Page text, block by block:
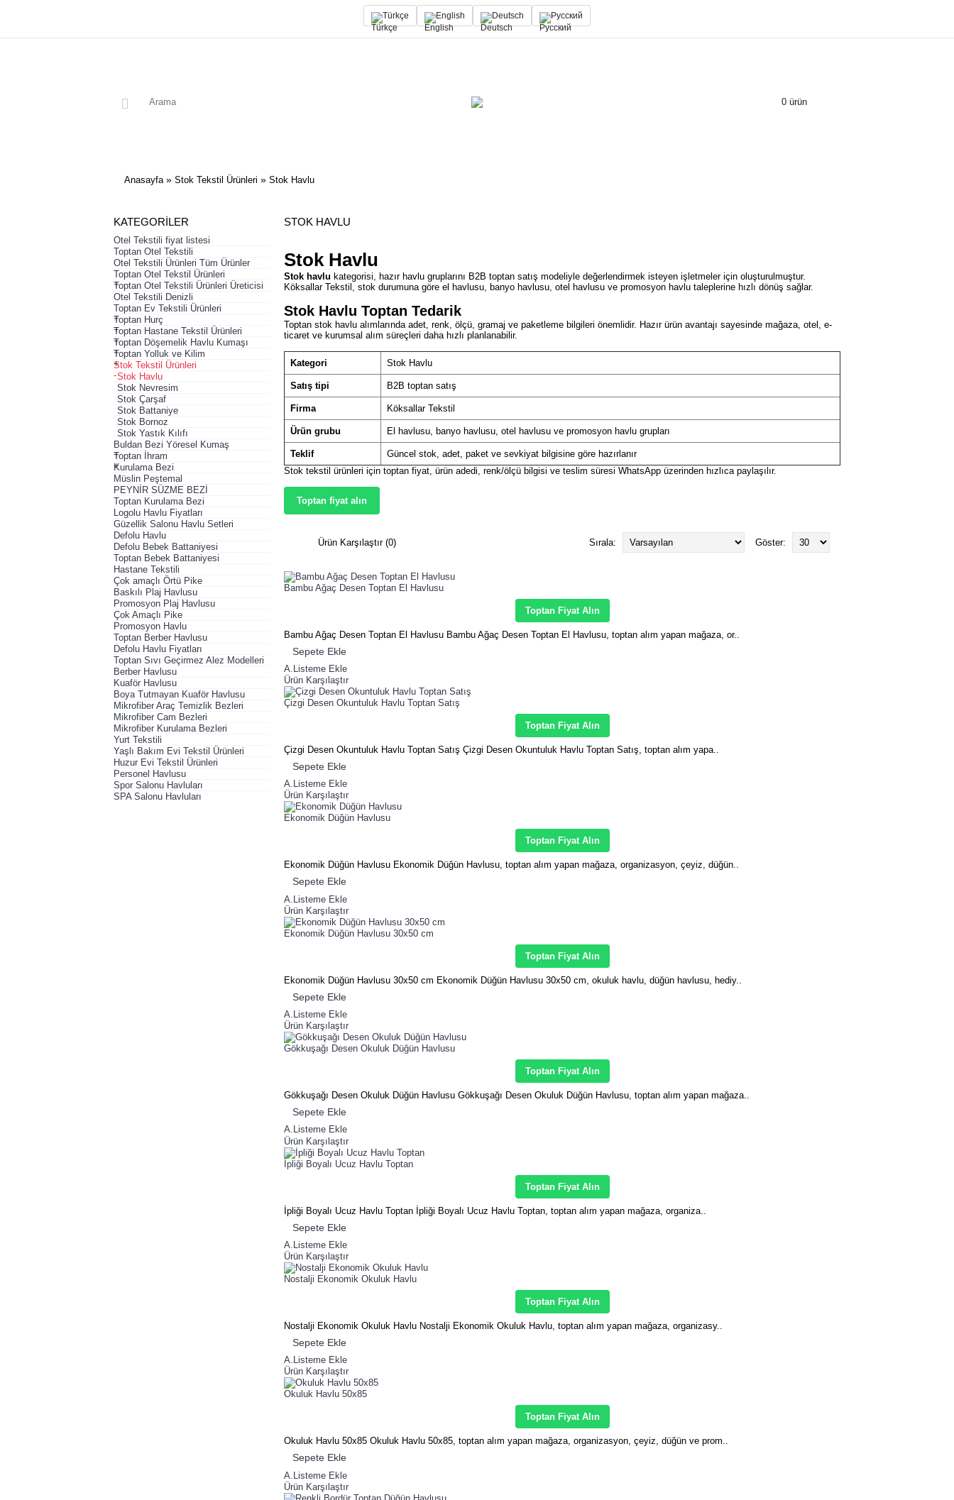
Türkçe English Deutsch Русский
0 ürün
Anasayfa » Stok Tekstil Ürünleri » Stok Havlu
KATEGORILER
Otel Tekstili fiyat listesi
Toptan Otel Tekstili
Otel Tekstili Ürünleri Tüm Ürünler
Toptan Otel Tekstil Ürünleri
+
Toptan Otel Tekstili Ürünleri Üreticisi
Otel Tekstili Denizli
Toptan Ev Tekstili Ürünleri
+
Toptan Hurç
+
Toptan Hastane Tekstil Ürünleri
+
Toptan Döşemelik Havlu Kumaşı
+
Toptan Yolluk ve Kilim
+
Stok Tekstil Ürünleri
-Stok Havlu
Stok Nevresim
Stok Çarşaf
Stok Battaniye
Stok Bornoz
Stok Yastık Kılıfı
Buldan Bezi Yöresel Kumaş
+
Toptan İhram
+
Kurulama Bezi
Müslin Peştemal
PEYNİR SÜZME BEZİ
Toptan Kurulama Bezi
Logolu Havlu Fiyatları
Güzellik Salonu Havlu Setleri
Defolu Havlu
Defolu Bebek Battaniyesi
Toptan Bebek Battaniyesi
Hastane Tekstili
Çok amaçlı Örtü Pike
Baskılı Plaj Havlusu
Promosyon Plaj Havlusu
Çok Amaçlı Pike
Promosyon Havlu
Toptan Berber Havlusu
Defolu Havlu Fiyatları
Toptan Sıvı Geçirmez Alez Modelleri
Berber Havlusu
Kuaför Havlusu
Boya Tutmayan Kuaför Havlusu
Mikrofiber Araç Temizlik Bezleri
Mikrofiber Cam Bezleri
Mikrofiber Kurulama Bezleri
Yurt Tekstili
Yaşlı Bakım Evi Tekstil Ürünleri
Huzur Evi Tekstil Ürünleri
Personel Havlusu
Spor Salonu Havluları
SPA Salonu Havluları
STOK HAVLU
Stok Havlu
Stok havlu kategorisi, hazır havlu gruplarını B2B toptan satış modeliyle değerlendirmek isteyen işletmeler için oluşturulmuştur.
Köksallar Tekstil, stok durumuna göre el havlusu, banyo havlusu, otel havlusu ve promosyon havlu taleplerine hızlı dönüş sağlar.
Stok Havlu Toptan Tedarik
Toptan stok havlu alımlarında adet, renk, ölçü, gramaj ve paketleme bilgileri önemlidir. Hazır ürün avantajı sayesinde mağaza, otel, e-
ticaret ve kurumsal alım süreçleri daha hızlı planlanabilir.
Kategori Stok Havlu
Satış tipi B2B toptan satış
Firma Köksallar Tekstil
Ürün grubu El havlusu, banyo havlusu, otel havlusu ve promosyon havlu grupları
Teklif
Güncel stok, adet, paket ve sevkiyat bilgisine göre hazırlanır
Stok tekstil ürünleri için toptan fiyat, ürün adedi, renk/ölçü bilgisi ve teslim süresi WhatsApp üzerinden hızlıca paylaşılır.
Toptan fiyat alın
Ürün Karşılaştır (0) Göster:
Sırala:
Bambu Ağaç Desen Toptan El Havlusu
Toptan Fiyat Alın
Bambu Ağaç Desen Toptan El Havlusu Bambu Ağaç Desen Toptan El Havlusu, toptan alım yapan mağaza, or..
Sepete Ekle
A.Listeme Ekle
Ürün Karşılaştır
Çizgi Desen Okuntuluk Havlu Toptan Satış
Toptan Fiyat Alın
Çizgi Desen Okuntuluk Havlu Toptan Satış Çizgi Desen Okuntuluk Havlu Toptan Satış, toptan alım yapa..
Sepete Ekle
A.Listeme Ekle
Ürün Karşılaştır
Ekonomik Düğün Havlusu
Toptan Fiyat Alın
Ekonomik Düğün Havlusu Ekonomik Düğün Havlusu, toptan alım yapan mağaza, organizasyon, çeyiz, düğün..
Sepete Ekle
A.Listeme Ekle
Ürün Karşılaştır
Ekonomik Düğün Havlusu 30x50 cm
Toptan Fiyat Alın
Ekonomik Düğün Havlusu 30x50 cm Ekonomik Düğün Havlusu 30x50 cm, okuluk havlu, düğün havlusu, hediy..
Sepete Ekle
A.Listeme Ekle
Ürün Karşılaştır
Gökkuşağı Desen Okuluk Düğün Havlusu
Toptan Fiyat Alın
Gökkuşağı Desen Okuluk Düğün Havlusu Gökkuşağı Desen Okuluk Düğün Havlusu, toptan alım yapan mağaza..
Sepete Ekle
A.Listeme Ekle
Ürün Karşılaştır
İpliği Boyalı Ucuz Havlu Toptan
Toptan Fiyat Alın
İpliği Boyalı Ucuz Havlu Toptan İpliği Boyalı Ucuz Havlu Toptan, toptan alım yapan mağaza, organiza..
Sepete Ekle
A.Listeme Ekle
Ürün Karşılaştır
Nostalji Ekonomik Okuluk Havlu
Toptan Fiyat Alın
Nostalji Ekonomik Okuluk Havlu Nostalji Ekonomik Okuluk Havlu, toptan alım yapan mağaza, organizasy..
Sepete Ekle
A.Listeme Ekle
Ürün Karşılaştır
Okuluk Havlu 50x85
Toptan Fiyat Alın
Okuluk Havlu 50x85 Okuluk Havlu 50x85, toptan alım yapan mağaza, organizasyon, çeyiz, düğün ve prom..
Sepete Ekle
A.Listeme Ekle
Ürün Karşılaştır